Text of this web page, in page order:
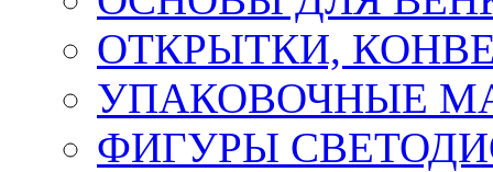
ОТКРЫТКИ,
УПАКОВОЧНЫЕ
ФИГУРЫ